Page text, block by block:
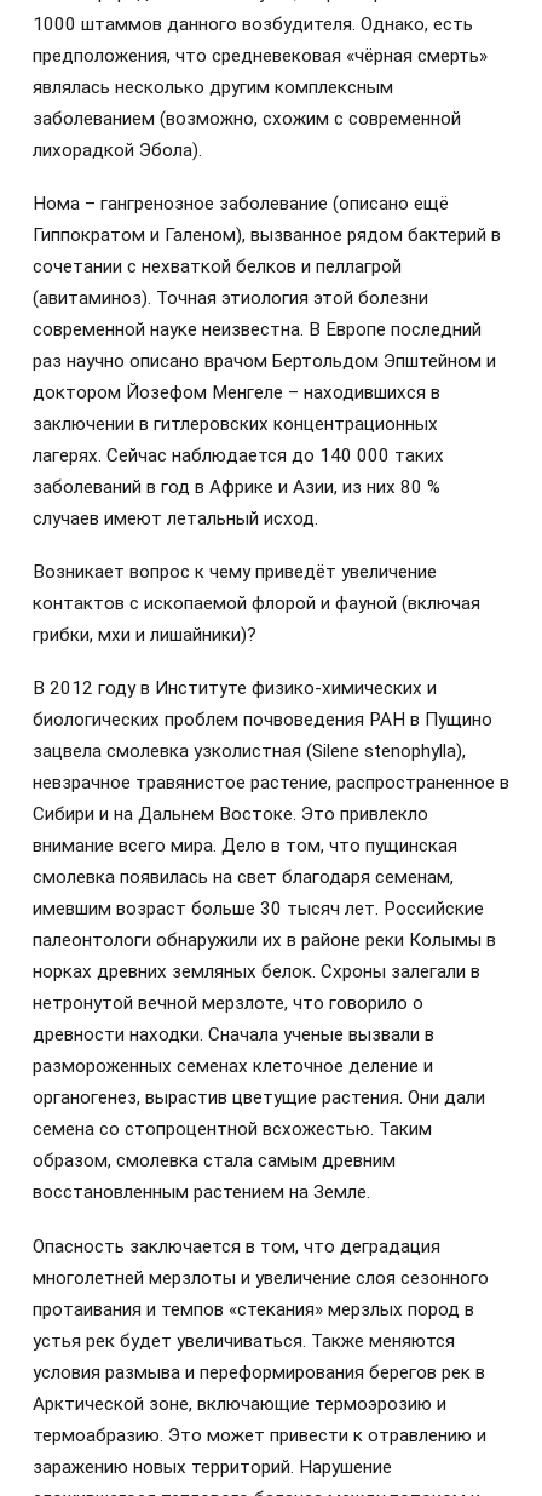
1000 штаммов данного возбудителя. Однако, есть
предположения, что средневековая «чёрная смерть»
являлась несколько другим комплексным
заболеванием (возможно, схожим с современной
лихорадкой Эбола).
Нома – гангренозное заболевание (описано ещё
Гиппократом и Галеном), вызванное рядом бактерий в
сочетании с нехваткой белков и пеллагрой
(авитаминоз). Точная этиология этой болезни
современной науке неизвестна. В Европе последний
раз научно описано врачом Бертольдом Эпштейном и
доктором Йозефом Менгеле – находившихся в
заключении в гитлеровских концентрационных
лагерях. Сейчас наблюдается до 140 000 таких
заболеваний в год в Африке и Азии, из них 80 %
случаев имеют летальный исход.
Возникает вопрос к чему приведёт увеличение
контактов с ископаемой флорой и фауной (включая
грибки, мхи и лишайники)?
В 2012 году в Институте физико-химических и
биологических проблем почвоведения РАН в Пущино
зацвела смолевка узколистная (Silene stenophylla),
невзрачное травянистое растение, распространенное в
Сибири и на Дальнем Востоке. Это привлекло
внимание всего мира. Дело в том, что пущинская
смолевка появилась на свет благодаря семенам,
имевшим возраст больше 30 тысяч лет. Российские
палеонтологи обнаружили их в районе реки Колымы в
норках древних земляных белок. Схроны залегали в
нетронутой вечной мерзлоте, что говорило о
древности находки. Сначала ученые вызвали в
размороженных семенах клеточное деление и
органогенез, вырастив цветущие растения. Они дали
семена со стопроцентной всхожестью. Таким
образом, смолевка стала самым древним
восстановленным растением на Земле.
Опасность заключается в том, что деградация
многолетней мерзлоты и увеличение слоя сезонного
протаивания и темпов «стекания» мерзлых пород в
устья рек будет увеличиваться. Также меняются
условия размыва и переформирования берегов рек в
Арктической зоне, включающие термоэрозию и
термоабразию. Это может привести к отравлению и
заражению новых территорий. Нарушение